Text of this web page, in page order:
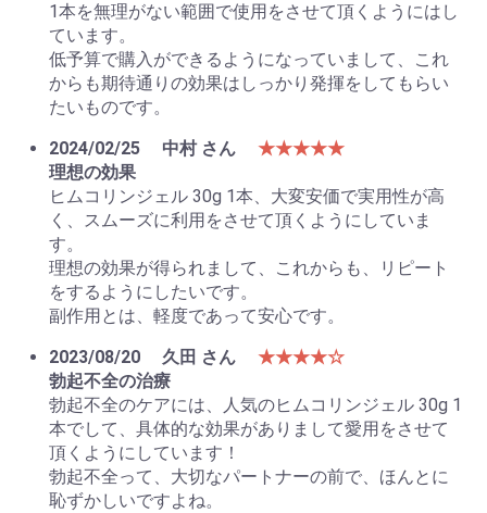
1本を無理がない範囲で使用をさせて頂くようにはし
ています。
低予算で購入ができるようになっていまして、これ
からも期待通りの効果はしっかり発揮をしてもらい
たいものです。
2024/02/25
中村 さん
★★★★★
理想の効果
ヒムコリンジェル 30g 1本、大変安価で実用性が高
く、スムーズに利用をさせて頂くようにしていま
す。
理想の効果が得られまして、これからも、リピート
をするようにしたいです。
副作用とは、軽度であって安心です。
2023/08/20
久田 さん
★★★★☆
勃起不全の治療
勃起不全のケアには、人気のヒムコリンジェル 30g 1
本でして、具体的な効果がありまして愛用をさせて
頂くようにしています！
勃起不全って、大切なパートナーの前で、ほんとに
恥ずかしいですよね。